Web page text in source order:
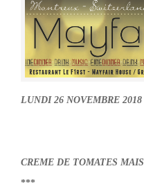
LUNDI 26 NOVEMBRE 2018
CREME DE TOMATES
***